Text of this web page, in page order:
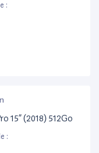
:
15” (2018) 512Go
: